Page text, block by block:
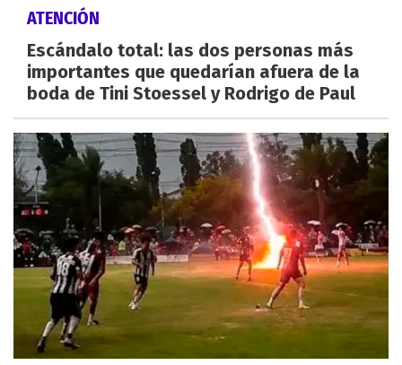
ATENCIÓN
Escándalo total: las dos personas más
importantes que quedarían afuera de la
boda de Tini Stoessel y Rodrigo de Paul